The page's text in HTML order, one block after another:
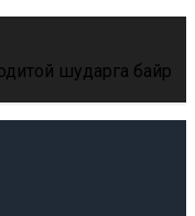
шударга байр